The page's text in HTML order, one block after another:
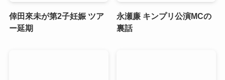
倖田來未が第2子妊娠 ツア
ー延期
永瀬廉 キンプリ公演MCの
裏話